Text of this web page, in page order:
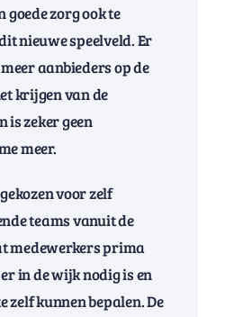
goede zorg ook te
nieuwe speelveld. Er
aanbieders op de
krijgen van de
is zeker geen
meer.
voor zelf
teams vanuit de
medewerkers prima
in de wijk nodig is en
zelf kunnen bepalen. De